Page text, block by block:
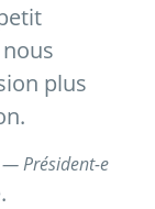
plus
— Président-e